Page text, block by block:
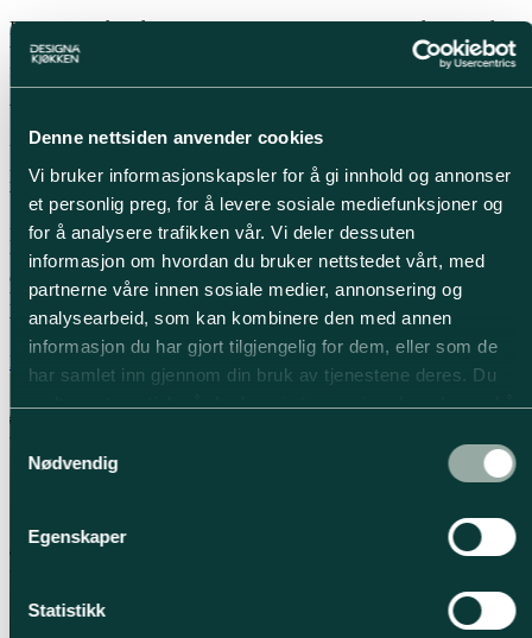
Denne nettsiden anvender cookies
Vi bruker informasjonskapsler for å gi innhold og annonser
et personlig preg, for å levere sosiale mediefunksjoner og
for å analysere trafikken vår. Vi deler dessuten
informasjon om hvordan du bruker nettstedet vårt, med
partnerne våre innen sosiale medier, annonsering og
analysearbeid, som kan kombinere den med annen
informasjon du har gjort tilgjengelig for dem, eller som de
har samlet inn gjennom din bruk av tjenestene deres. Du
godtar automatisk vår bruk avinformasjonskapslerved å
Samtykkevalg
Nødvendig
Egenskaper
Statistikk
Den beste måten å forme og innrede vinkelkjøkkenet på, er ved å
tenke arbeidsprosesser fra starten. Vi beveger oss vanligvis mellom 3
forskjellige arbeidsområder, som består av:
Vask & skylle | Skjære & hakke | Koke & steke
Uansett om du smører matpakker med barna, har gang i
pizzabakingen eller lager helgemiddagen for familien, er det viktig å
vurdere hva dette krever av kjøkkenet ditt.
Med det L-formede kjøkkenet kan du skape et godt flow mellom de
ulike arbeidsprosessene, som både imøtekommer hverdagsmatlaging
og familiens samlingsrom. Denne kjøkkenformen er spesielt egnet
hvis du ønsker en integrert spiseplass i kjøkkenet, hvor familie og
venner kan samles.
Les mer om kjøkkeninnredning